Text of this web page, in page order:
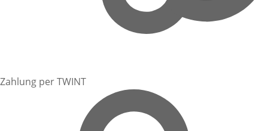
Zahlung per TWINT